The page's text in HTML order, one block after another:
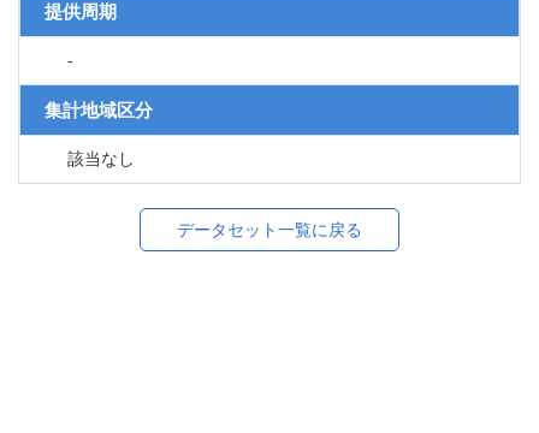
提供周期
-
集計地域区分
該当なし
データセット一覧に戻る